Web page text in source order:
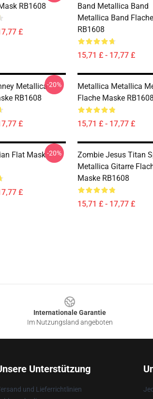
RB1608
£
Band Metallica Band
Metallica Band
RB1608
15,71 £ - 17,77 £
Metallica
RB1608
£
-20%
Metallica Metallica
Flache Maske RB1608
15,71 £ - 17,77 £
Flat Mask
£
-20%
Zombie Jesus Titan
Metallica Gitarre
Maske RB1608
15,71 £ - 17,77 £
Internationale Garantie
Im Nutzungsland angeboten
Unterstützung
und Lieferrichtlinien